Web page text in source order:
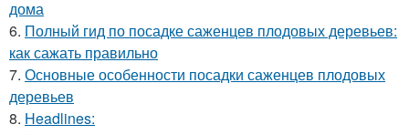
дома
6. Полный гид по посадке саженцев плодовых деревьев:
как сажать правильно
7. Основные особенности посадки саженцев плодовых
деревьев
8. Headlines: